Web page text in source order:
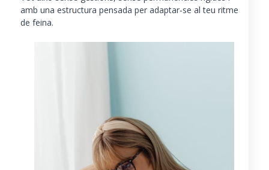
amb una estructura pensada per adaptar-se al teu ritme
de feina.